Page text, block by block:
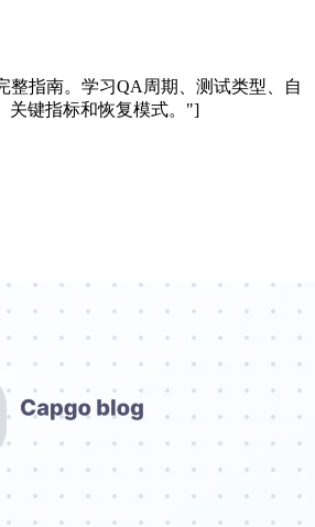
整指南。学习QA周期、测试类型、自
关键指标和恢复模式。"]